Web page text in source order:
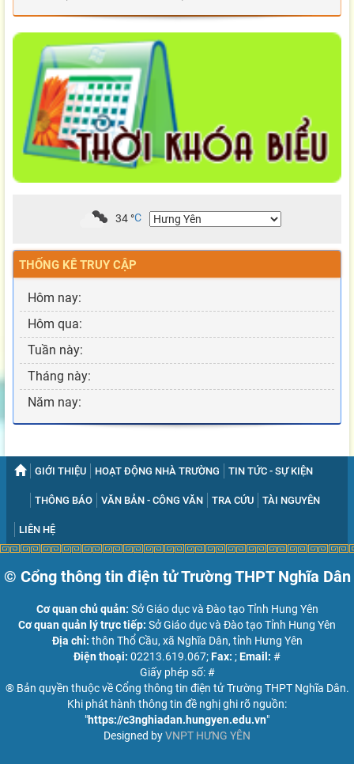
34°C
THỐNG KÊ TRUY CẬP
Hôm nay:
Hôm qua:
Tuần này:
Tháng này:
Năm nay:
GIỚI THIỆU HOẠT ĐỘNG NHÀ TRƯỜNG TIN TỨC - SỰ KIỆN
THÔNG BÁO VĂN BẢN - CÔNG VĂN TRA CỨU TÀI NGUYÊN
LIÊN HỆ
© Cổng thông tin điện tử Trường THPT Nghĩa Dân
Cơ quan chủ quản: Sở Giáo dục và Đào tạo Tỉnh Hung Yên
Cơ quan quản lý trực tiếp: Sở Giáo dục và Đào tạo Tỉnh Hung Yên
Địa chỉ: thôn Thổ Cầu, xã Nghĩa Dân, tỉnh Hưng Yên
Điện thoại: 02213.619.067;Fax: ;Email: #
Giấy phép số: #
® Bản quyền thuộc về Cổng thông tin điện tử Trường THPT Nghĩa Dân.
Khi phát hành thông tin đề nghị ghi rõ nguồn:
"https://c3nghiadan.hungyen.edu.vn"
Designed byVNPT HƯNG YÊN